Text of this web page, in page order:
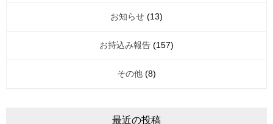
お知らせ (13)
お持込み報告 (157)
その他 (8)
最近の投稿